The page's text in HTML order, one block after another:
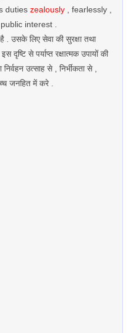
duties zealously , fearlessly ,
interest .
. उसके लिए सेवा की सुरक्षा तथा
से पर्याप्त रक्षात्मक उपायों की
उत्साह से , निर्भीकता से ,
जनहित में करे .